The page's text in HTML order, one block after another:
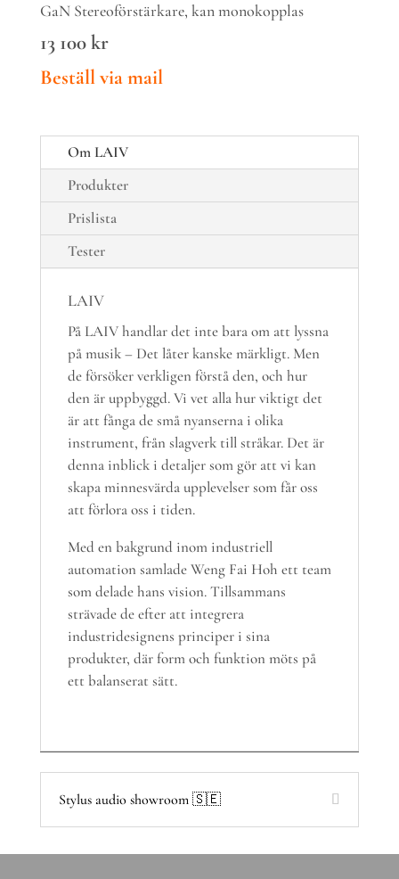
GaN Stereoförstärkare, kan monokopplas
13 100kr
Beställ via mail
Om LAIV
Produkter
Prislista
Tester
LAIV
På LAIV handlar det inte bara om att lyssna
på musik – Det låter kanske märkligt. Men
de försöker verkligen förstå den, och hur
den är uppbyggd. Vi vet alla hur viktigt det
är att fånga de små nyanserna i olika
instrument, från slagverk till stråkar. Det är
denna inblick i detaljer som gör att vi kan
skapa minnesvärda upplevelser som får oss
att förlora oss i tiden.
Med en bakgrund inom industriell
automation samladeWeng Fai Hoh ett team
som delade hans vision. Tillsammans
strävade de efter att integrera
industridesignens principer i sina
produkter, där form och funktion möts på
ett balanserat sätt.
Stylus audio showroom 🇸🇪